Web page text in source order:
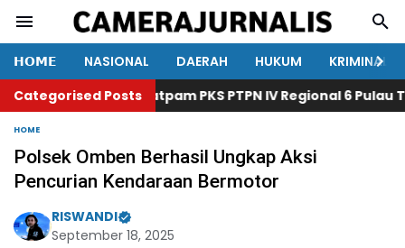
𝗛𝗢𝗠𝗘 NASIONAL DAERAH HUKUM
KRIMINAL
Categorised PostsSatpam PKS PTPN IV Regional 6 Pulau
HOME
Polsek Omben Berhasil Ungkap Aksi
Pencurian Kendaraan Bermotor
RISWANDI
September 18, 2025